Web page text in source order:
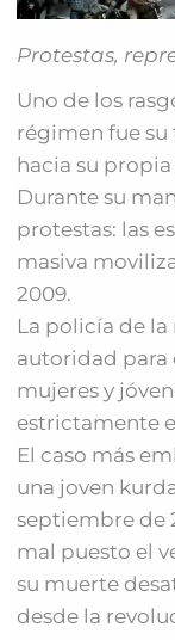
Protestas,
Uno de los
régimen fue
hacia su
Durante su
protestas: las
masiva
2009.
La policía de la
autoridad para
mujeres y
estrictamente
El caso más
una joven
septiembre de
mal puesto el
su muerte
desde la